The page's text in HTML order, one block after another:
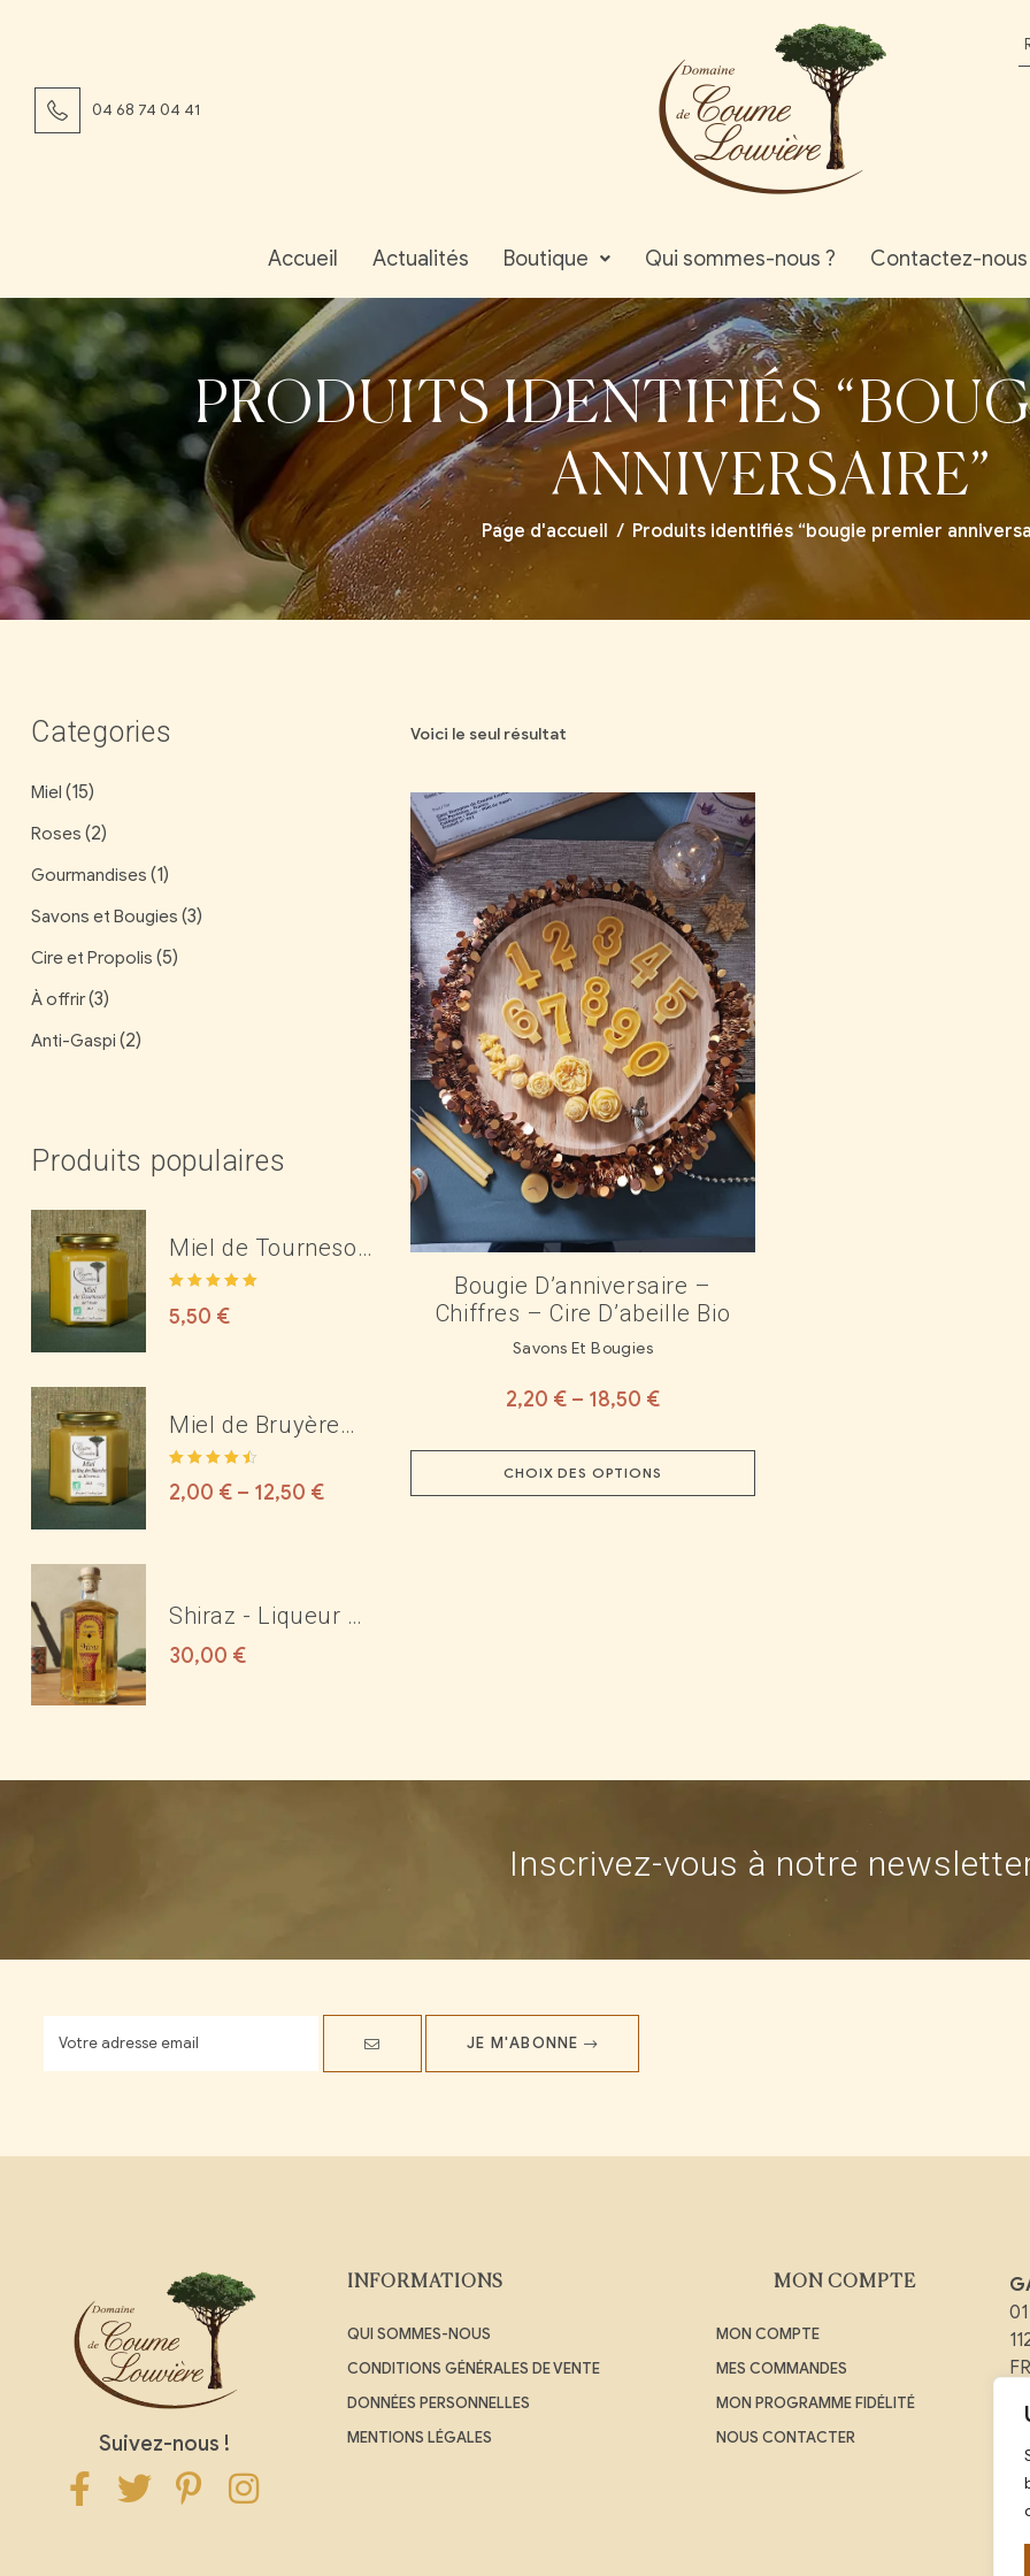
04 68 74 04 41
Accueil Actualités Boutique Qui sommes-nous ? Contactez-nous
PRODUITS IDENTIFIÉS
ANNIVERSAIRE”
Page d'accueil / Produits identifiés “bougie premier
Voici le seul résultat
Bougie D’anniversaire –
Chiffres – Cire D’abeille Bio
Savons Et Bougies
2,20 € – 18,50 €
CHOIX DES OPTIONS
Categories
Miel (15)
Roses (2)
Gourmandises (1)
Savons et Bougies (3)
Cire et Propolis (5)
À offrir(3)
Anti-Gaspi (2)
Produits populaires
Miel de Tournesol
Bio de l'Aude
5
5,50 €
Miel de Bruyère
Blanche Bio des
Corbières ou du
sur 5
2,00 € – 12,50 €
Shiraz - Liqueur de
rose 17°
30,00 €
Inscrivez-vous à notre
JE M'ABONNE
Suivez-nous !
INFORMATIONS
QUI SOMMES-NOUS
CONDITIONS GÉNÉRALES DE VENTE
DONNÉES PERSONNELLES
MENTIONS LÉGALES
MON COMPTE
MON COMPTE
MES COMMANDES
MON PROGRAMME FIDÉLITÉ
NOUS CONTACTER